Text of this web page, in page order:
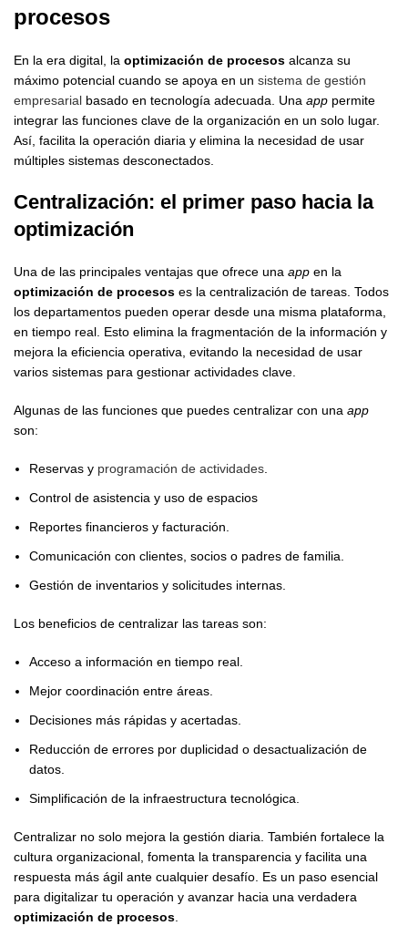
procesos
En la era digital, la optimización de procesos alcanza su
máximo potencial cuando se apoya en un sistema de gestión
empresarial basado en tecnología adecuada. Una app permite
integrar las funciones clave de la organización en un solo lugar.
Así, facilita la operación diaria y elimina la necesidad de usar
múltiples sistemas desconectados.
Centralización: el primer paso hacia la
optimización
Una de las principales ventajas que ofrece una app en la
optimización de procesos es la centralización de tareas. Todos
los departamentos pueden operar desde una misma plataforma,
en tiempo real. Esto elimina la fragmentación de la información y
mejora la eficiencia operativa, evitando la necesidad de usar
varios sistemas para gestionar actividades clave.
Algunas de las funciones que puedes centralizar con una app
son:
Reservas y programación de actividades
Control de asistencia y uso de espacios
Reportes financieros y facturación.
Comunicación con clientes, socios o padres de familia.
Gestión de inventarios y solicitudes internas.
Los beneficios de centralizar las tareas son:
Acceso a información en tiempo real.
Mejor coordinación entre áreas.
Decisiones más rápidas y acertadas.
Reducción de errores por duplicidad o desactualización de
datos.
Simplificación de la infraestructura tecnológica.
Centralizar no solo mejora la gestión diaria. También fortalece la
cultura organizacional, fomenta la transparencia y facilita una
respuesta más ágil ante cualquier desafío. Es un paso esencial
para digitalizar tu operación y avanzar hacia una verdadera
optimización de procesos